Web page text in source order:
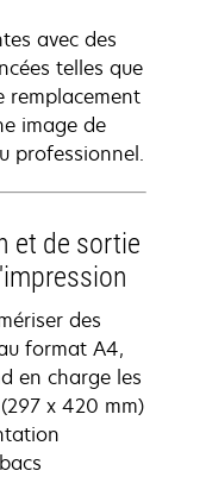
avec des
telles que
remplacement
image de
professionnel.
et de sortie
des
format A4,
en charge les
x 420 mm)